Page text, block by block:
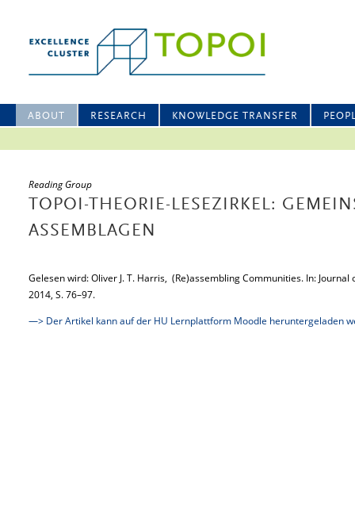
ABOUT RESEARCH KNOWLEDGE TRANSFER
Reading Group
TOPOI-THEORIE-LESEZIRKEL:
ASSEMBLAGEN
Gelesen wird: Oliver J. T. Harris, (Re)assembling Communities. In:
2014, S. 76–97.
—> Der Artikel kann auf der HU Lernplattform Moodle heruntergeladen